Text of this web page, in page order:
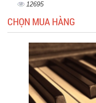
12695
CHỌN MUA HÀNG